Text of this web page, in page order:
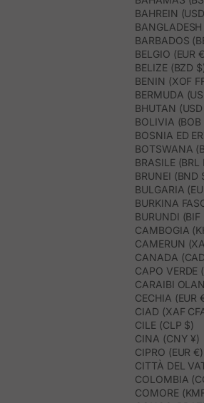
BAHREIN
BANGLADESH
BARBADOS
BELGIO (EUR
BELIZE (BZD
BENIN (XOF
BERMUDA
BHUTAN
BOLIVIA (BOB
BOSNIA ED
BOTSWANA
BRASILE (BRL
BRUNEI (BND
BULGARIA
BURKINA
BURUNDI (BIF
CAMBOGIA
CAMERUN
CANADA
CAPO VERDE
CARAIBI
CECHIA (EUR
CIAD (XAF
CILE (CLP $)
CINA (CNY ¥)
CIPRO (EUR €)
CITTÀ DEL
COLOMBIA
COMORE